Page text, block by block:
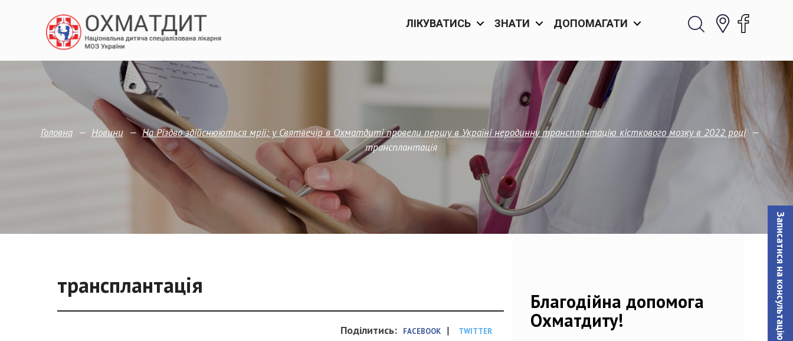
Записатися на консультацiю
ЛІКУВАТИСЬ ЗНАТИ ДОПОМАГАТИ
Головна — Новини — На Різдво здійснюються мрії: у Святвечір в Охматдиті провели першу в Україні неродинну трансплантацію кісткового мозку в 2022 році —
трансплантація
трансплантація
Поділитись: FACEBOOK | TWITTER
Благодійна допомога
Охматдиту!